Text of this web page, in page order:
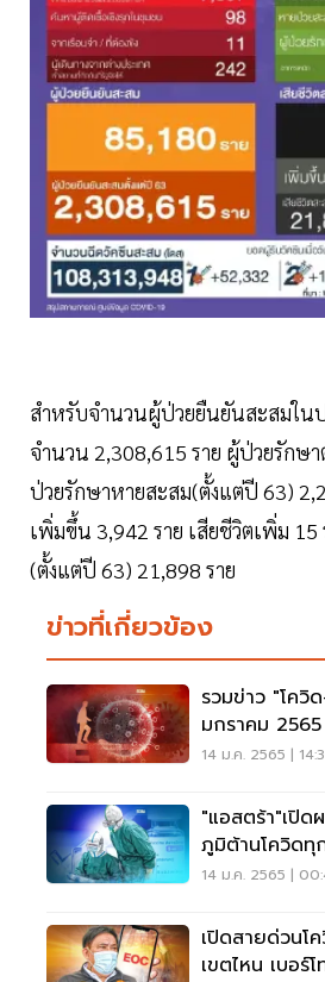
สำหรับจำนวนผู้ป่วยยืนยันสะสมใน
จำนวน 2,308,615 ราย ผู้ป่วยรักษ
ป่วยรักษาหายสะสม(ตั้งแต่ปี 63)
เพิ่มขึ้น 3,942 ราย เสียชีวิตเพิ่ม 15
(ตั้งแต่ปี 63) 21,898 ราย
ข่าวที่เกี่ยวข้อง
รวมข่าว "โควิ
มกราคม
14 ม.ค. 2565 |
"แอสตร้า"เปิด
ภูมิต้านโควิดทุ
รอน
14 ม.ค. 2565 |
เปิดสายด่วนโ
เขตไหน เบอร์โ